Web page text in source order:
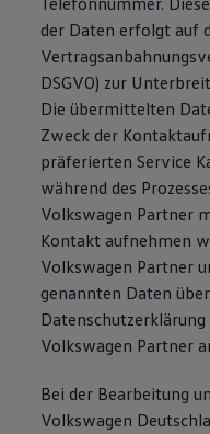
der Daten erfolgt auf
DSGVO) zur
Die übermittelten
Zweck der
präferierten Service
während des
Volkswagen Partner
Kontakt aufnehmen
Volkswagen Partner
genannten Daten
Volkswagen Partner
Bei der Bearbeitung
Volkswagen